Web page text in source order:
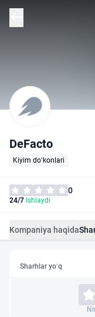
DeFacto
Kiyim do‘konlari
0
24/7 Ishlaydi
Kompaniya haqida
Sharhlar yo‘q